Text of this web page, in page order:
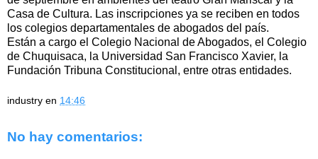
Casa de Cultura. Las inscripciones ya se reciben en todos
los colegios departamentales de abogados del país.
Están a cargo el Colegio Nacional de Abogados, el Colegio
de Chuquisaca, la Universidad San Francisco Xavier, la
Fundación Tribuna Constitucional, entre otras entidades.
industry en 14:46
No hay comentarios: